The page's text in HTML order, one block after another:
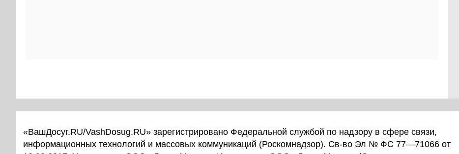
«ВашДосуг.RU/VashDosug.RU» зарегистрировано Федеральной службой по надзору в сфере связи,
информационных технологий и массовых коммуникаций (Роскомнадзор). Св-во Эл № ФС 77—71066 от